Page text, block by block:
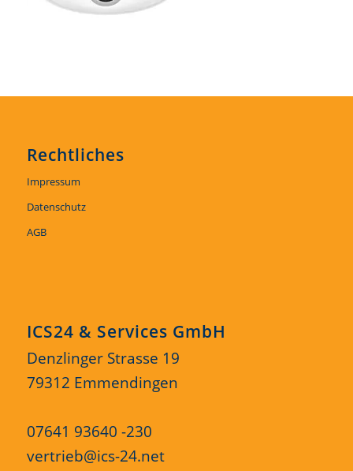
Rechtliches
Impressum
Datenschutz
AGB
ICS24 & Services GmbH
Denzlinger Strasse 19
79312 Emmendingen
07641 93640 -230
vertrieb@ics-24.net